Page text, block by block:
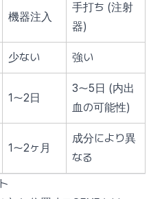
機器注入
手打ち (注射
器)
少ない 強い
1〜2日
3〜5日 (内出
血の可能性)
1〜2ヶ月
成分により異
なる